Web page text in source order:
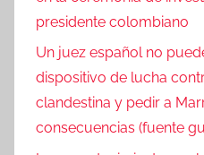
presidente colombiano
Un juez español no
dispositivo de lucha
clandestina y pedir a
consecuencias (fuente